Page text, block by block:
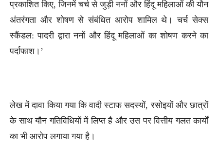
प्रकाशित किए, जिनमें चर्च से जुड़ी ननों और हिंदू महिलाओं की यौन
अंतरंगता और शोषण से संबंधित आरोप शामिल थे। चर्च सेक्स
स्कैंडल: पादरी द्वारा ननों और हिंदू महिलाओं का शोषण करने का
पर्दाफाश।’
लेख में दावा किया गया कि वादी स्टाफ सदस्यों, रसोइयों और छात्रों
के साथ यौन गतिविधियों में लिप्त है और उस पर वित्तीय गलत कार्यों
का भी आरोप लगाया गया है।